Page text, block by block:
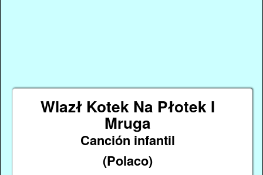
Wlazł Kotek Na Płotek I
Mruga
Canción infantil
(Polaco)